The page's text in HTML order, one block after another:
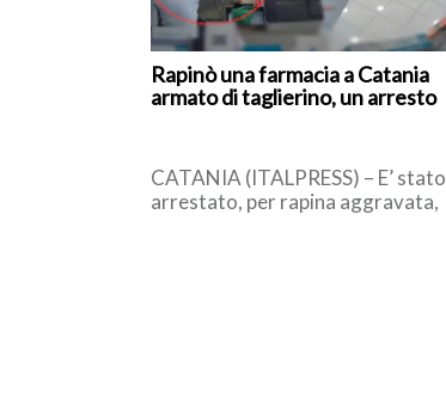
Rapinò una farmacia a Catania
armato di taglierino, un arresto
CATANIA (ITALPRESS) – E’ stato
arrestato, per rapina aggravata,